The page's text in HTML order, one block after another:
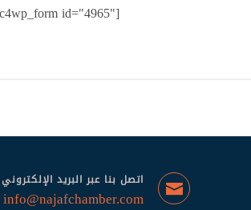
id="4965"]
اتصل بنا عبر البريد الإلكتروني
info@najafchamber.com